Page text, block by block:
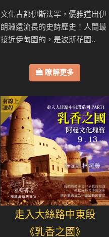
文化古都伊斯法罕，優雅道出伊
朗淵遠流長的史詩歷史！人間最
接近伊甸園的，是波斯花園..
瞭解更多
走入大絲路中東段
《乳香之國》